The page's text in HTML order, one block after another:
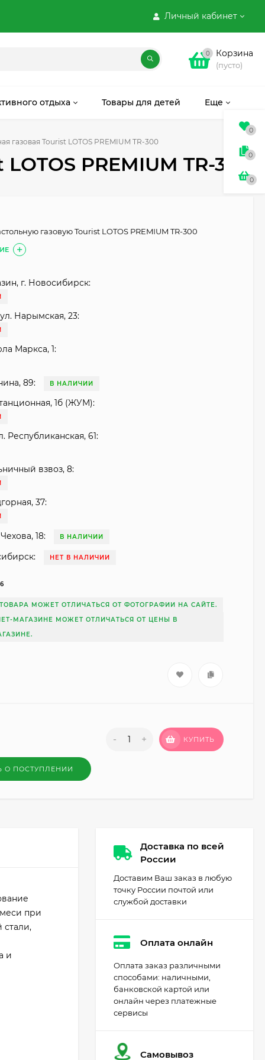
Личный кабинет
0 Корзина
(пусто)
отдыха Товары для детей Еще
газовая Tourist LOTOS PREMIUM TR-300
PREMIUM TR-300
газовую Tourist LOTOS PREMIUM TR-300
г. Новосибирск:
Нарымская, 23:
Маркса, 1:
89: В НАЛИЧИИ
1б (ЖУМ):
Республиканская, 61:
взвоз, 8:
37:
18: В НАЛИЧИИ
НЕТ В НАЛИЧИИ
МОЖЕТ ОТЛИЧАТЬСЯ ОТ ФОТОГРАФИИ НА САЙТЕ.
МАГАЗИНЕ МОЖЕТ ОТЛИЧАТЬСЯ ОТ ЦЕНЫ В
- + КУПИТЬ
О ПОСТУПЛЕНИИ
при
и
Доставка по всей
России
Доставим Ваш заказ в любую
точку России почтой или
службой доставки
Оплата онлайн
Оплата заказ различными
способами: наличными,
банковской картой или
онлайн через платежные
сервисы
Самовывоз
0
0
0